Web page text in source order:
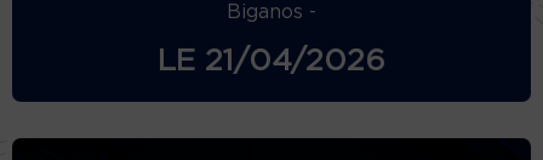
Biganos -
LE 21/04/2026